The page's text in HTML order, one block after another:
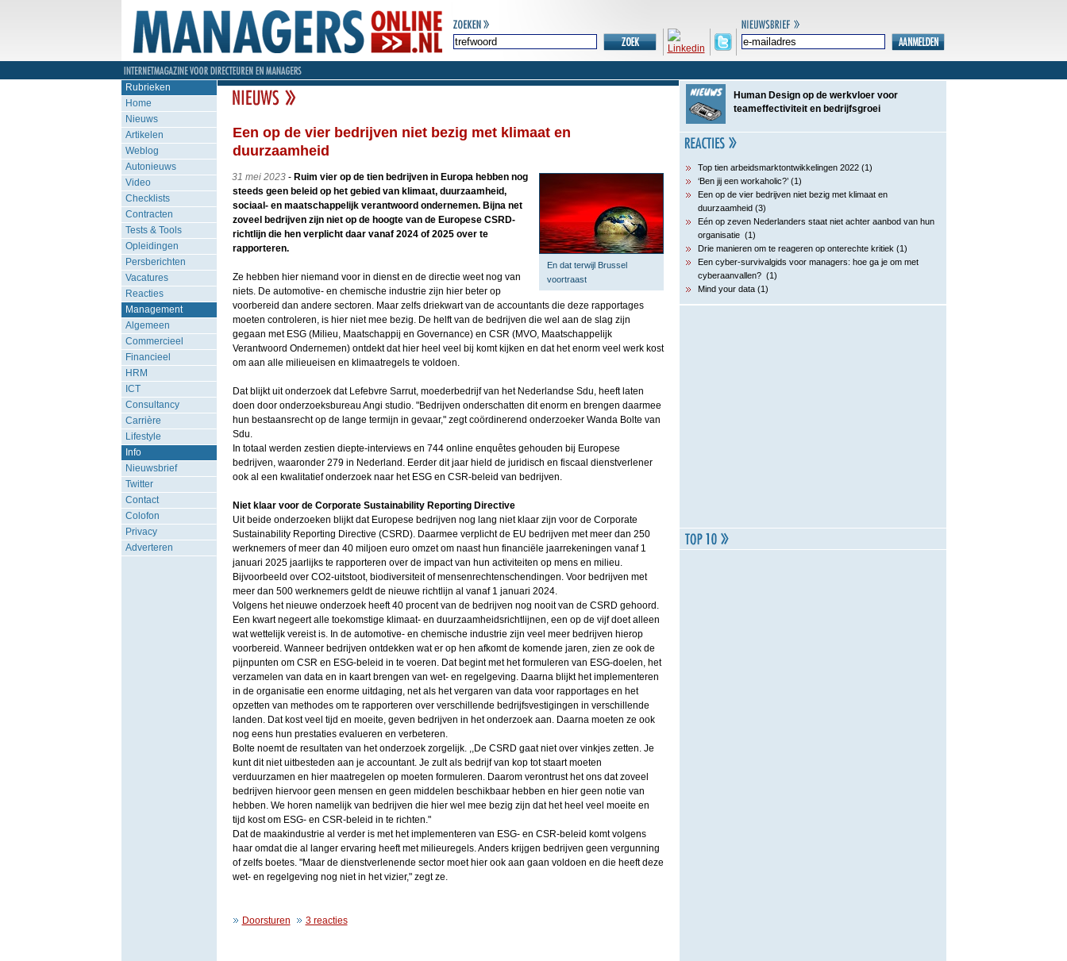
Rubrieken
Home
Nieuws
Artikelen
Weblog
Autonieuws
Video
Checklists
Contracten
Tests & Tools
Opleidingen
Persberichten
Vacatures
Reacties
Management
Algemeen
Commercieel
Financieel
HRM
ICT
Consultancy
Carrière
Lifestyle
Info
Nieuwsbrief
Twitter
Contact
Colofon
Privacy
Adverteren
Een op de vier bedrijven niet bezig met klimaat en
duurzaamheid
En dat terwijl Brussel
voortraast
31 mei 2023- Ruim vier op de tien bedrijven in Europa hebben nog
steeds geen beleid op het gebied van klimaat, duurzaamheid,
sociaal- en maatschappelijk verantwoord ondernemen. Bijna net
zoveel bedrijven zijn niet op de hoogte van de Europese CSRD-
richtlijn die hen verplicht daar vanaf 2024 of 2025 over te
rapporteren.
Ze hebben hier niemand voor in dienst en de directie weet nog van
niets. De automotive- en chemische industrie zijn hier beter op
voorbereid dan andere sectoren. Maar zelfs driekwart van de accountants die deze rapportages
moeten controleren, is hier niet mee bezig. De helft van de bedrijven die wel aan de slag zijn
gegaan met ESG (Milieu, Maatschappij en Governance) en CSR (MVO, Maatschappelijk
Verantwoord Ondernemen) ontdekt dat hier heel veel bij komt kijken en dat het enorm veel werk kost
om aan alle milieueisen en klimaatregels te voldoen.
Dat blijkt uit onderzoek dat Lefebvre Sarrut, moederbedrijf van het Nederlandse Sdu, heeft laten
doen door onderzoeksbureau Angi studio. "Bedrijven onderschatten dit enorm en brengen daarmee
hun bestaansrecht op de lange termijn in gevaar," zegt coördinerend onderzoeker Wanda Bolte van
Sdu.
In totaal werden zestien diepte-interviews en 744 online enquêtes gehouden bij Europese
bedrijven, waaronder 279 in Nederland. Eerder dit jaar hield de juridisch en fiscaal dienstverlener
ook al een kwalitatief onderzoek naar het ESG en CSR-beleid van bedrijven.
Niet klaar voor de Corporate Sustainability Reporting Directive
Uit beide onderzoeken blijkt dat Europese bedrijven nog lang niet klaar zijn voor de Corporate
Sustainability Reporting Directive (CSRD). Daarmee verplicht de EU bedrijven met meer dan 250
werknemers of meer dan 40 miljoen euro omzet om naast hun financiële jaarrekeningen vanaf 1
januari 2025 jaarlijks te rapporteren over de impact van hun activiteiten op mens en milieu.
Bijvoorbeeld over CO2-uitstoot, biodiversiteit of mensenrechtenschendingen. Voor bedrijven met
meer dan 500 werknemers geldt de nieuwe richtlijn al vanaf 1 januari 2024.
Volgens het nieuwe onderzoek heeft 40 procent van de bedrijven nog nooit van de CSRD gehoord.
Een kwart negeert alle toekomstige klimaat- en duurzaamheidsrichtlijnen, een op de vijf doet alleen
wat wettelijk vereist is. In de automotive- en chemische industrie zijn veel meer bedrijven hierop
voorbereid. Wanneer bedrijven ontdekken wat er op hen afkomt de komende jaren, zien ze ook de
pijnpunten om CSR en ESG-beleid in te voeren. Dat begint met het formuleren van ESG-doelen, het
verzamelen van data en in kaart brengen van wet- en regelgeving. Daarna blijkt het implementeren
in de organisatie een enorme uitdaging, net als het vergaren van data voor rapportages en het
opzetten van methodes om te rapporteren over verschillende bedrijfsvestigingen in verschillende
landen. Dat kost veel tijd en moeite, geven bedrijven in het onderzoek aan. Daarna moeten ze ook
nog eens hun prestaties evalueren en verbeteren.
Bolte noemt de resultaten van het onderzoek zorgelijk. ,,De CSRD gaat niet over vinkjes zetten. Je
kunt dit niet uitbesteden aan je accountant. Je zult als bedrijf van kop tot staart moeten
verduurzamen en hier maatregelen op moeten formuleren. Daarom verontrust het ons dat zoveel
bedrijven hiervoor geen mensen en geen middelen beschikbaar hebben en hier geen notie van
hebben. We horen namelijk van bedrijven die hier wel mee bezig zijn dat het heel veel moeite en
tijd kost om ESG- en CSR-beleid in te richten."
Dat de maakindustrie al verder is met het implementeren van ESG- en CSR-beleid komt volgens
haar omdat die al langer ervaring heeft met milieuregels. Anders krijgen bedrijven geen vergunning
of zelfs boetes. "Maar de dienstverlenende sector moet hier ook aan gaan voldoen en die heeft deze
wet- en regelgeving nog niet in het vizier," zegt ze.
Doorsturen 3 reacties
Human Design op de werkvloer voor
teameffectiviteit en bedrijfsgroei
Top tien arbeidsmarktontwikkelingen 2022 (1)
‘Ben jij een workaholic?’ (1)
Een op de vier bedrijven niet bezig met klimaat en
duurzaamheid (3)
Eén op zeven Nederlanders staat niet achter aanbod van hun
organisatie (1)
Drie manieren om te reageren op onterechte kritiek (1)
Een cyber-survivalgids voor managers: hoe ga je om met
cyberaanvallen? (1)
Mind your data (1)